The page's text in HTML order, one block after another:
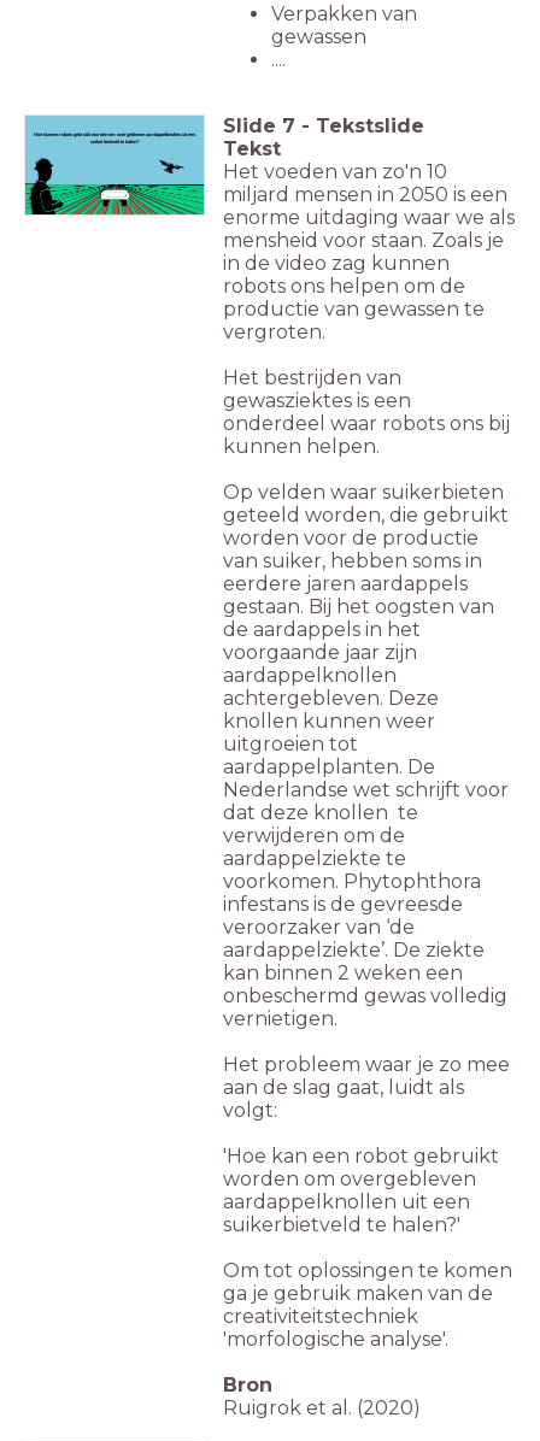
Verpakken van
gewassen
....
Hoe kunnen robots gebruikt worden om overgebleven aardappelknollen uit een
suikerbietveld te halen?
Slide 7 - Tekstslide
Tekst
Het voeden van zo'n 10
miljard mensen in 2050 is een
enorme uitdaging waar we als
mensheid voor staan. Zoals je
in de video zag kunnen
robots ons helpen om de
productie van gewassen te
vergroten.
Het bestrijden van
gewasziektes is een
onderdeel waar robots ons bij
kunnen helpen.
Op velden waar suikerbieten
geteeld worden, die gebruikt
worden voor de productie
van suiker, hebben soms in
eerdere jaren aardappels
gestaan. Bij het oogsten van
de aardappels in het
voorgaande jaar zijn
aardappelknollen
achtergebleven. Deze
knollen kunnen weer
uitgroeien tot
aardappelplanten. De
Nederlandse wet schrijft voor
dat deze knollen te
verwijderen om de
aardappelziekte te
voorkomen. Phytophthora
infestans is de gevreesde
veroorzaker van ‘de
aardappelziekte’. De ziekte
kan binnen 2 weken een
onbeschermd gewas volledig
vernietigen.
Het probleem waar je zo mee
aan de slag gaat, luidt als
volgt:
'Hoe kan een robot gebruikt
worden om overgebleven
aardappelknollen uit een
suikerbietveld te halen?'
Om tot oplossingen te komen
ga je gebruik maken van de
creativiteitstechniek
'morfologische analyse'.
Bron
Ruigrok et al. (2020)